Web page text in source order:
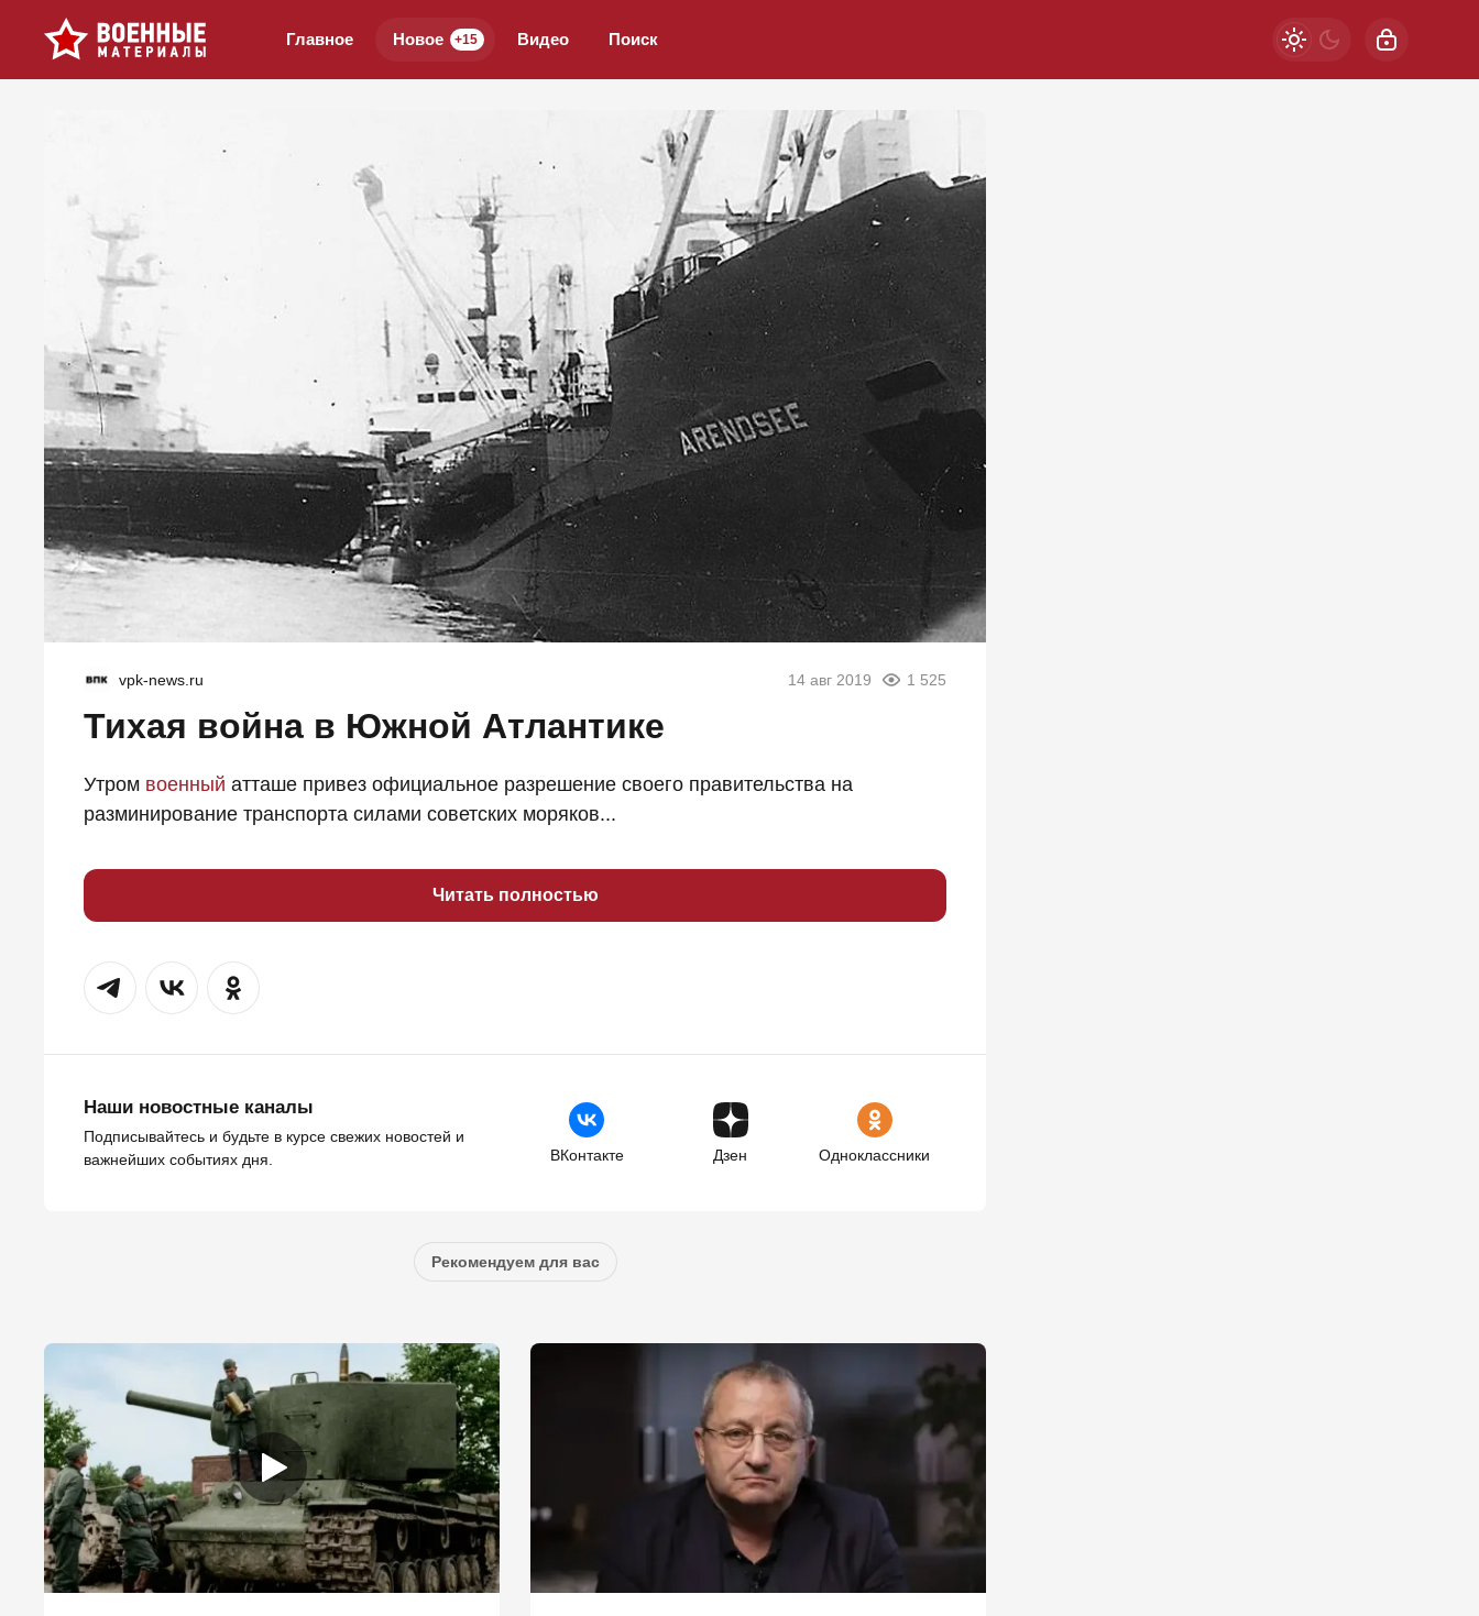
Главное Новое +15 Видео Поиск
vpk-news.ru 14 авг 2019 1 525
Тихая война в Южной Атлантике
Утром военный атташе привез официальное разрешение своего правительства на
разминирование транспорта силами советских моряков...
Читать полностью
Наши новостные каналы
Подписывайтесь и будьте в курсе свежих новостей и
важнейших событиях дня.
ВКонтакте Дзен Одноклассники
Рекомендуем для вас